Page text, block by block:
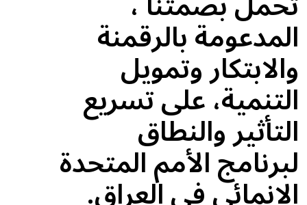
المدعومة بالرقمنة
والابتكار وتمويل
التنمية، على تسريع
التأثير والنطاق
لبرنامج الأمم المتحدة